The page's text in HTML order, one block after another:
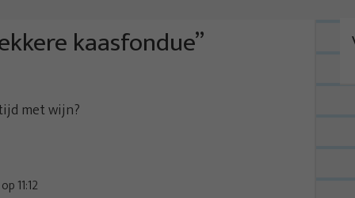
kaasfondue”
met wijn?
11:12